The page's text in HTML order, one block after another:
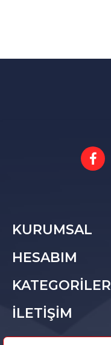
KURUMSAL
HESABIM
KATEGORİLER
İLETİŞİM